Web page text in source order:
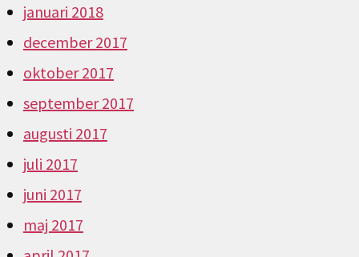
januari 2018
december 2017
oktober 2017
september 2017
augusti 2017
juli 2017
juni 2017
maj 2017